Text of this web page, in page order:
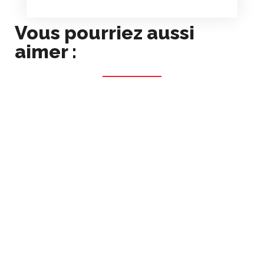
Vous pourriez aussi
aimer :